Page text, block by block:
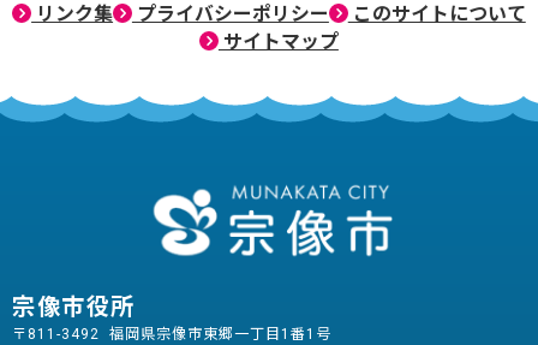
リンク集 プライバシーポリシー
このサイトについて
サイトマップ
宗像市役所
〒811-3492 福岡県宗像市東郷一丁目1番1号